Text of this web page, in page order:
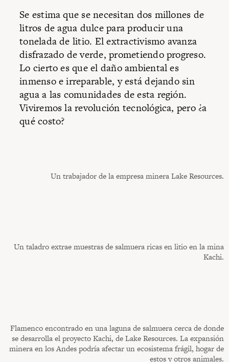
Se estima que se necesitan dos millones de
litros de agua dulce para producir una
tonelada de litio. El extractivismo avanza
disfrazado de verde, prometiendo progreso.
Lo cierto es que el daño ambiental es
inmenso e irreparable, y está dejando sin
agua a las comunidades de esta región.
Viviremos la revolución tecnológica, pero ¿a
qué costo?
Un trabajador de la empresa minera Lake Resources.
Un taladro extrae muestras de salmuera ricas en litio en la mina
Kachi.
Flamenco encontrado en una laguna de salmuera cerca de donde
se desarrolla el proyecto Kachi, de Lake Resources. La expansión
minera en los Andes podría afectar un ecosistema frágil, hogar de
estos y otros animales.